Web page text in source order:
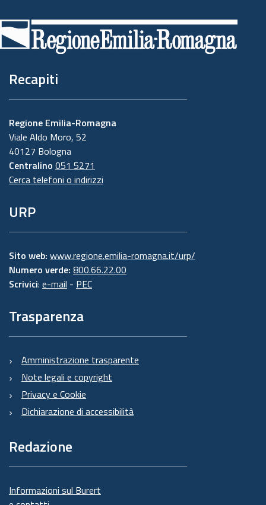
di
pagina
Recapiti
Regione Emilia-Romagna
Viale Aldo Moro, 52
40127 Bologna
Centralino 051 5271
Cerca telefoni o indirizzi
URP
Sito web: www.regione.emilia-romagna.it/urp/
Numero verde: 800.66.22.00
Scrivici: e-mail - PEC
Trasparenza
Amministrazione trasparente
Note legali e copyright
Privacy e Cookie
Dichiarazione di accessibilità
Redazione
Informazioni sul Burert